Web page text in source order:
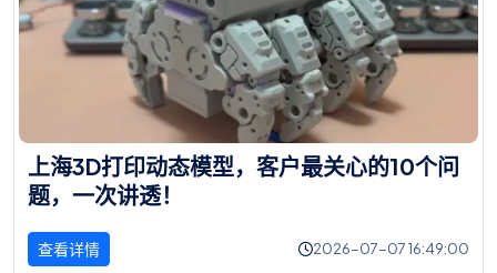
上海3D打印动态模型， 客户最关心的10个问
题， 一次讲透！
查看详情 2026-07-07 16:49:00